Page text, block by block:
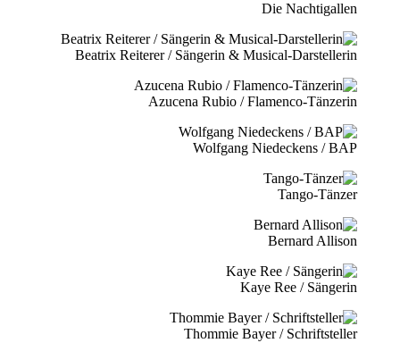
Die Nachtigallen
Beatrix Reiterer / Sängerin & Musical-Darstellerin
Azucena Rubio / Flamenco-Tänzerin
Wolfgang Niedeckens / BAP
Tango-Tänzer
Bernard Allison
Kaye Ree / Sängerin
Thommie Bayer / Schriftsteller